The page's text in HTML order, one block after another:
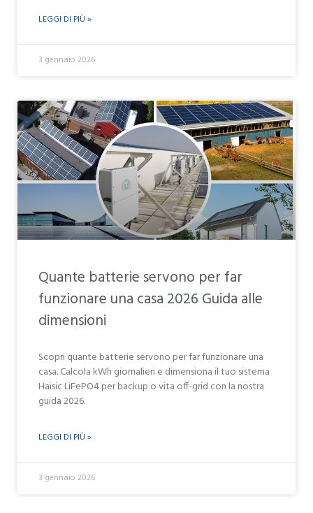
LEGGI DI PIÙ »
3 gennaio 2026
Quante batterie servono per far
funzionare una casa 2026 Guida alle
dimensioni
Scopri quante batterie servono per far funzionare una
casa. Calcola kWh giornalieri e dimensiona il tuo sistema
Haisic LiFePO4 per backup o vita off-grid con la nostra
guida 2026.
LEGGI DI PIÙ »
3 gennaio 2026